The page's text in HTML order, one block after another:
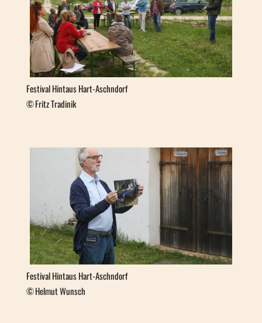
Festival Hintaus Hart-Aschndorf
Fritz Tradinik
Festival Hintaus Hart-Aschndorf
Helmut Wunsch